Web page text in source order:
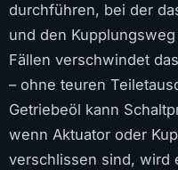
durchführen, bei der
und den
Fällen verschwindet
– ohne teuren
Getriebeöl kann
wenn Aktuator oder
verschlissen sind, wird